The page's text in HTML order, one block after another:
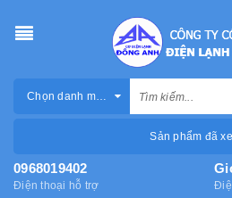
Chọn danh mục
Sản phẩm đã
0968019402
Điện thoại hỗ trợ